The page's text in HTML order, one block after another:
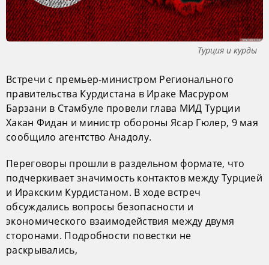
Турция и курды
Встречи с премьер-министром Регионального
правительства Курдистана в Ираке Масруром
Барзани в Стамбуле провели глава МИД Турции
Хакан Фидан и министр обороны Ясар Гюлер, 9 мая
сообщило агентство Анадолу.
Переговоры прошли в раздельном формате, что
подчеркивает значимость контактов между Турцией
и Иракским Курдистаном. В ходе встреч
обсуждались вопросы безопасности и
экономического взаимодействия между двумя
сторонами. Подробности повестки не
раскрывались,